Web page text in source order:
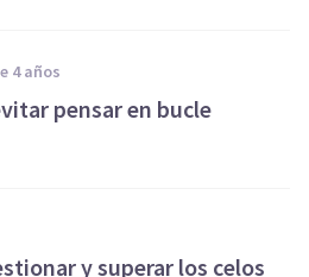
4 años
pensar en bucle
y superar los celos